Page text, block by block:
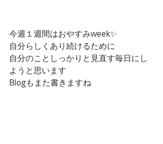
今週１週間はおやすみweek✨
自分らしくあり続けるために
自分のことしっかりと見直す毎日にし
ようと思います
Blogもまた書きますね